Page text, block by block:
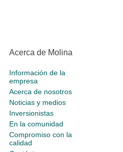
Acerca de Molina
Información de la
empresa
Acerca de nosotros
Noticias y medios
Inversionistas
En la comunidad
Compromiso con la
calidad